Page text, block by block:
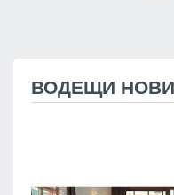
ВОДЕЩИ